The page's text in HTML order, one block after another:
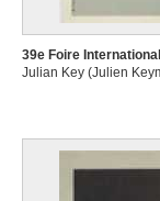
39e Foire
Julian Key (Julien